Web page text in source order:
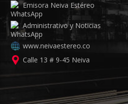
Emisora Neiva Estéreo
Administrativo y Noticias
www.neivaestereo.co
Calle 13 # 9-45 Neiva